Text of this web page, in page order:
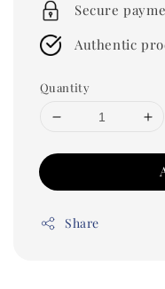
Secure
Authentic
Quantity
Share